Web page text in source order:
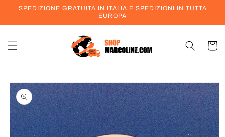
direttamente
SPEDIZIONE GRATUITA IN ITALIA E SPEDIZIONI IN TUTTA
EUROPA
Carrello
Passa alle
informazioni
sul prodotto